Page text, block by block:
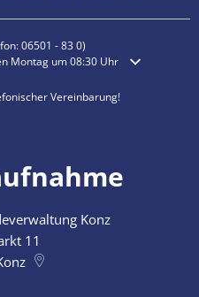
06501 - 83 0)
oder Schließzeiten auszublenden
Montag um 08:30 Uhr
Vereinbarung!
Konz
11